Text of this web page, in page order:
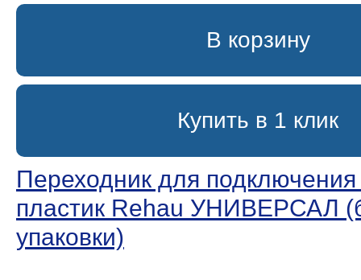
В корзину
Купить в 1 клик
Переходник для подключения
пластик Rehau УНИВЕРСАЛ
упаковки)